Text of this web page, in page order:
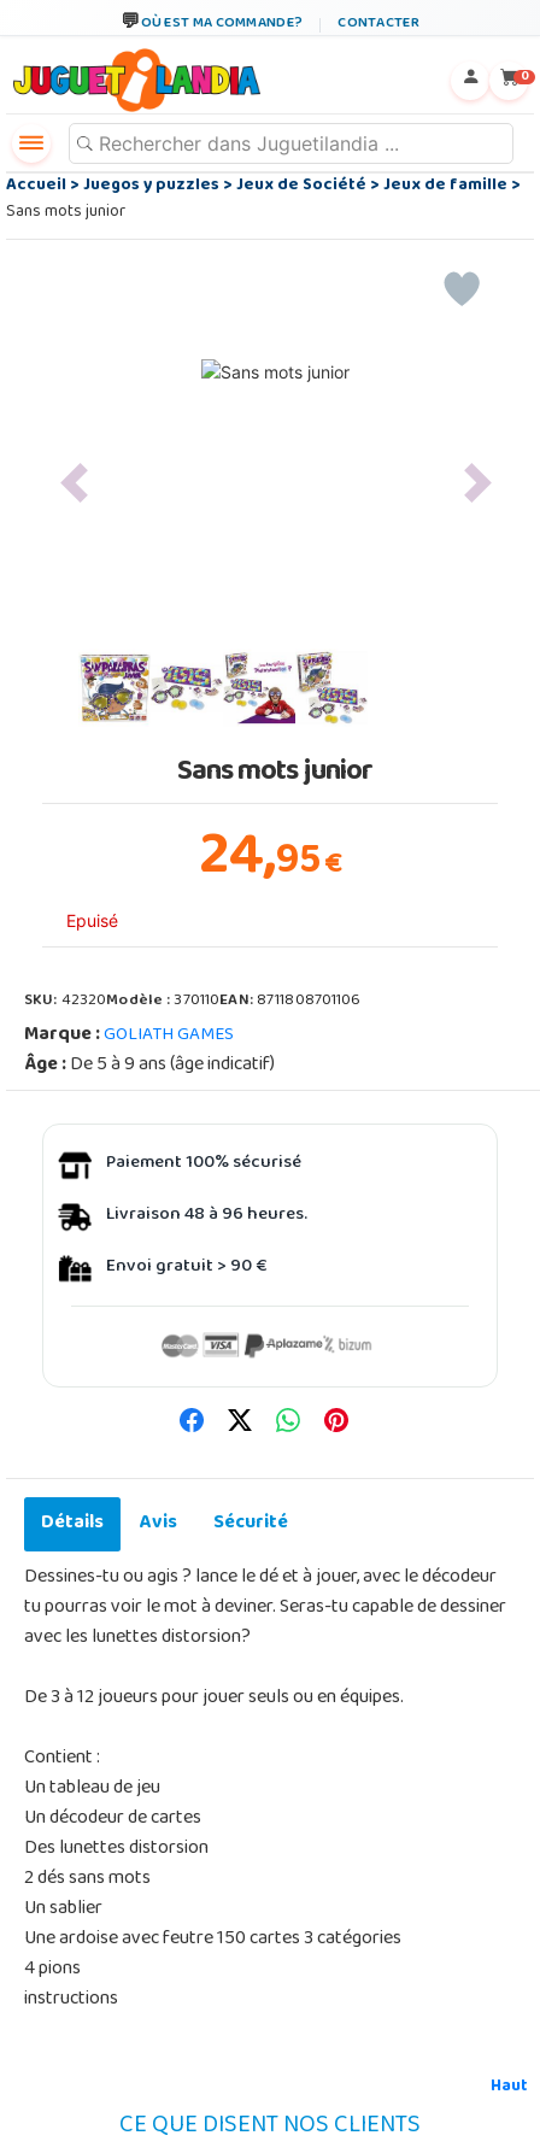
OÙ EST MA COMMANDE? CONTACTER
0
Accueil>Juegos y puzzles>Jeux de Société>Jeux de famille>
Sans mots junior
Previous Next
Sans mots junior
24,95€
Epuisé
SKU:42320Modèle :370110EAN:8711808701106
Marque :GOLIATH GAMES
Âge :De 5 à 9 ans (âge indicatif)
Paiement 100% sécurisé
Livraison 48 à 96 heures.
Envoi gratuit > 90 €
Détails Avis
Sécurité
Dessines-tu ou agis ? lance le dé et à jouer, avec le décodeur
tu pourras voir le mot à deviner. Seras-tu capable de dessiner
avec les lunettes distorsion?
De 3 à 12 joueurs pour jouer seuls ou en équipes.
Contient :
Un tableau de jeu
Un décodeur de cartes
Des lunettes distorsion
2 dés sans mots
Un sablier
Une ardoise avec feutre 150 cartes 3 catégories
4 pions
instructions
Haut
CE QUE DISENT NOS CLIENTS